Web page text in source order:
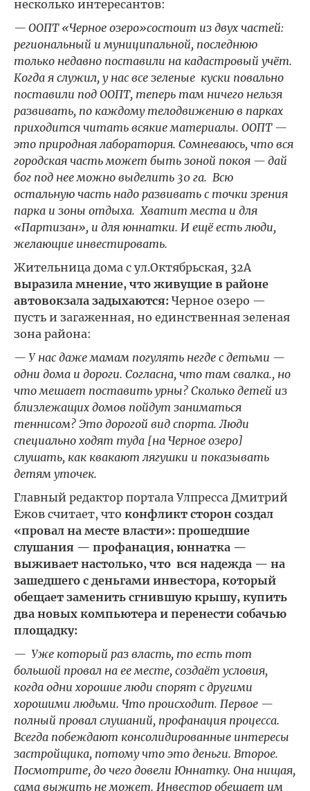
несколько интересантов:
— ООПТ «Черное озеро»состоит из двух частей:
региональный и муниципальной, последнюю
только недавно поставили на кадастровый учёт.
Когда я служил, у нас все зеленые куски повально
поставили под ООПТ, теперь там ничего нельзя
развивать, по каждому телодвижению в парках
приходится читать всякие материалы. ООПТ —
это природная лаборатория. Сомневаюсь, что вся
городская часть может быть зоной покоя — дай
бог под нее можно выделить 30 га. Всю
остальную часть надо развивать с точки зрения
парка и зоны отдыха. Хватит места и для
«Партизан», и для юннатки. И ещё есть люди,
желающие инвестировать.
Жительница дома с ул.Октябрьская, 32А
выразила мнение, что живущие в районе
автовокзала задыхаются: Черное озеро —
пусть и загаженная, но единственная зеленая
зона района:
— У нас даже мамам погулять негде с детьми —
одни дома и дороги. Согласна, что там свалка., но
что мешает поставить урны? Сколько детей из
близлежащих домов пойдут заниматься
теннисом? Это дорогой вид спорта. Люди
специально ходят туда [на Черное озеро]
слушать, как квакают лягушки и показывать
детям уточек.
Главный редактор портала Улпресса Дмитрий
Ежов считает, что конфликт сторон создал
«провал на месте власти»: прошедшие
слушания — профанация, юннатка —
выживает настолько, что вся надежда — на
зашедшего с деньгами инвестора, который
обещает заменить сгнившую крышу, купить
два новых компьютера и перенести собачью
площадку:
— Уже который раз власть, то есть тот
большой провал на ее месте, создаёт условия,
когда одни хорошие люди спорят с другими
хорошими людьми. Что происходит. Первое —
полный провал слушаний, профанация процесса.
Всегда побеждают консолидированные интересы
застройщика, потому что это деньги. Второе.
Посмотрите, до чего довели Юннатку. Она нищая,
сама выжить не может. Инвестор обещает им